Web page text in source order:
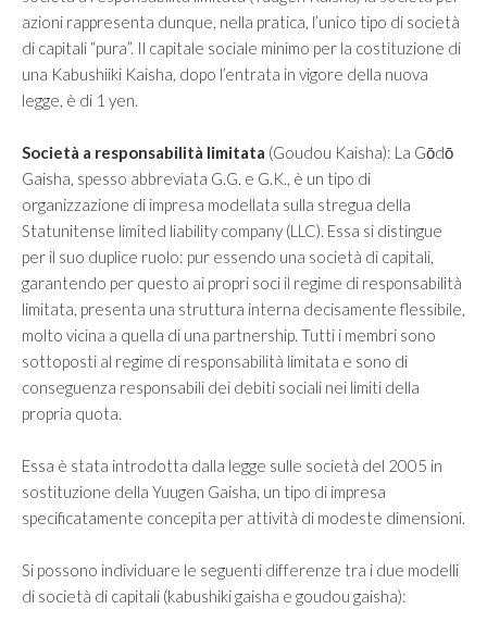
azioni rappresenta dunque, nella pratica, l’unico tipo di società
di capitali “pura”. Il capitale sociale minimo per la costituzione di
una Kabushiiki Kaisha, dopo l’entrata in vigore della nuova
legge, è di 1 yen.
Società a responsabilità limitata (Goudou Kaisha): La Gōdō
Gaisha, spesso abbreviata G.G. e G.K., è un tipo di
organizzazione di impresa modellata sulla stregua della
Statunitense limited liability company (LLC). Essa si distingue
per il suo duplice ruolo: pur essendo una società di capitali,
garantendo per questo ai propri soci il regime di responsabilità
limitata, presenta una struttura interna decisamente flessibile,
molto vicina a quella di una partnership. Tutti i membri sono
sottoposti al regime di responsabilità limitata e sono di
conseguenza responsabili dei debiti sociali nei limiti della
propria quota.
Essa è stata introdotta dalla legge sulle società del 2005 in
sostituzione della Yuugen Gaisha, un tipo di impresa
specificatamente concepita per attività di modeste dimensioni.
Si possono individuare le seguenti differenze tra i due modelli
di società di capitali (kabushiki gaisha e goudou gaisha):